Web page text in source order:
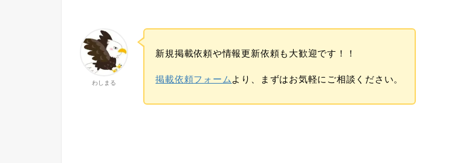
わしまる
新規掲載依頼や情報更新依頼も大歓迎です！！
掲載依頼フォームより、まずはお気軽にご相談ください。